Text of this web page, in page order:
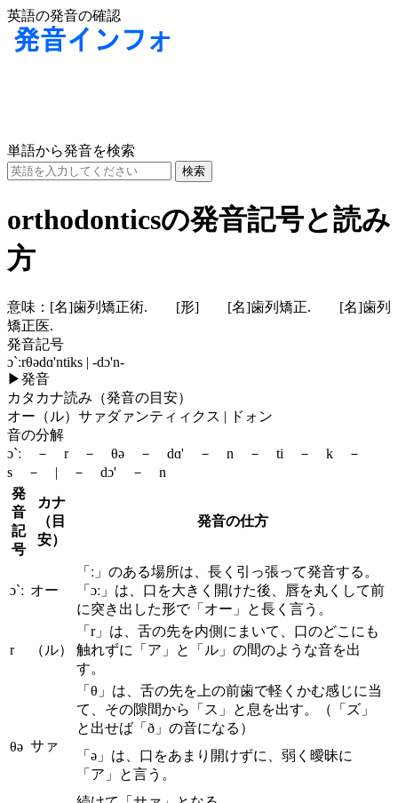
英語の発音の確認
単語から発音を検索
orthodonticsの発音記号と読み
方
意味： [名]歯列矯正術. [形] [名]歯列矯正. [名]歯列
矯正医.
発音記号
ɔ`ːrθədɑ'ntiks | -dɔ'n-
▶発音
カタカナ読み（発音の目安）
オー（ル）サァダァンティィクス | ドォン
音の分解
ɔ`ː － r － θə － dɑ' － n － ti － k －
s － | － dɔ' － n
発
音
記
号
カナ
（目
安）
発音の仕方
ɔ`ː オー
「ː」のある場所は、長く引っ張って発音する。
「ɔː」は、口を大きく開けた後、唇を丸くして前
に突き出した形で「オー」と長く言う。
r （ル）
「r」は、舌の先を内側にまいて、口のどこにも
触れずに「ア」と「ル」の間のような音を出
す。
θə サァ
「θ」は、舌の先を上の前歯で軽くかむ感じに当
て、その隙間から「ス」と息を出す。（「ズ」
と出せば「ð」の音になる）
「ə」は、口をあまり開けずに、弱く曖昧に
「ア」と言う。